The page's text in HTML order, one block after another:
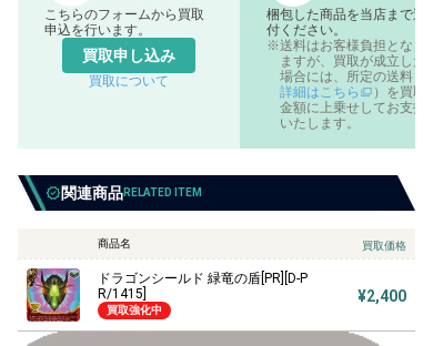
こちらのフォームから買取
申込を行います。
買取申し込み
買取について
梱包した商品を当店まで送
付ください。
送料はお客様負担となり
ますが、買取が成立した
場合には、所定の送料（
詳細はこちら
）を買取
金額に上乗せしてお支払
いたします。
関連商品RELATED ITEM
商品名 買取価格
ドラゴンシールド 緑竜の盾[PR][D-P
R/1415]
買取強化中
¥2,400